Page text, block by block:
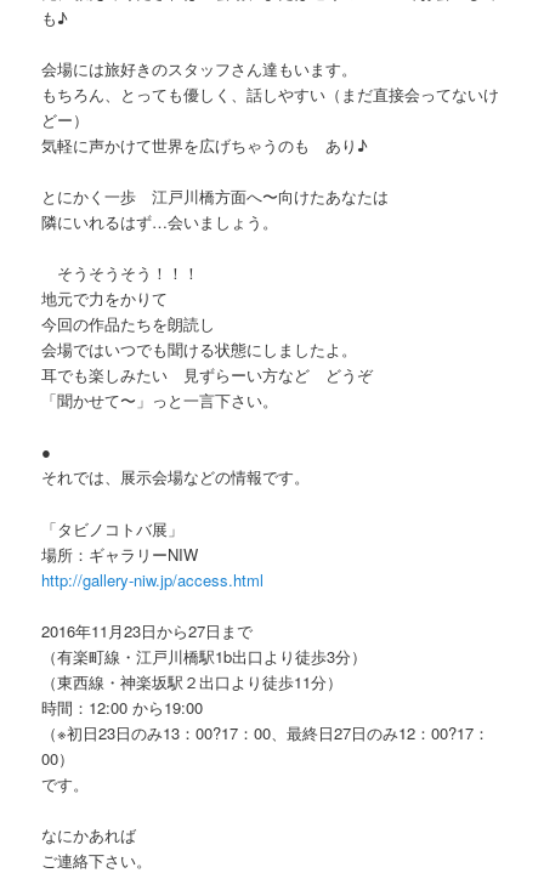
も♪
会場には旅好きのスタッフさん達もいます。
もちろん、とっても優しく、話しやすい（まだ直接会ってないけ
どー）
気軽に声かけて世界を広げちゃうのも あり♪
とにかく一歩 江戸川橋方面へ〜向けたあなたは
隣にいれるはず…会いましょう。
そうそうそう！！！
地元で力をかりて
今回の作品たちを朗読し
会場ではいつでも聞ける状態にしましたよ。
耳でも楽しみたい 見ずらーい方など どうぞ
「聞かせて〜」っと一言下さい。
●
それでは、展示会場などの情報です。
「タビノコトバ展」
場所：ギャラリーNIW
http://gallery-niw.jp/access.html
2016年11月23日から27日まで
（有楽町線・江戸川橋駅1b出口より徒歩3分）
（東西線・神楽坂駅２出口より徒歩11分）
時間：12:00 から19:00
（※初日23日のみ13：00?17：00、最終日27日のみ12：00?17：
00）
です。
なにかあれば
ご連絡下さい。